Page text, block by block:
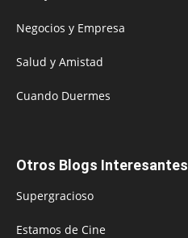
Negocios y Empresa
Salud y Amistad
Cuando Duermes
Otros Blogs Interesantes
Supergracioso
Estamos de Cine